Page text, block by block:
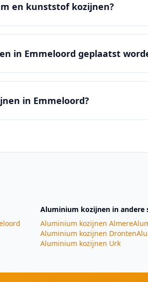
en kunststof kozijnen?
in Emmeloord geplaatst
in Emmeloord?
Aluminium kozijnen in andere
Aluminium kozijnen Almere
Aluminium kozijnen Dronten
Aluminium kozijnen Urk